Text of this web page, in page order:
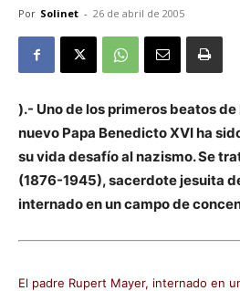
Por Solinet - 26 de abril de 2005
).- Uno de los primeros beatos
nuevo Papa Benedicto XVI ha
su vida desafío al nazismo. Se
(1876-1945), sacerdote jesuita
internado en un campo de
El padre Rupert Mayer, internado en